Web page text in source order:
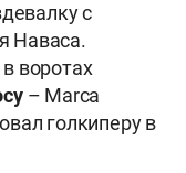
с
Наваса.
воротах
– Marca
голкиперу в